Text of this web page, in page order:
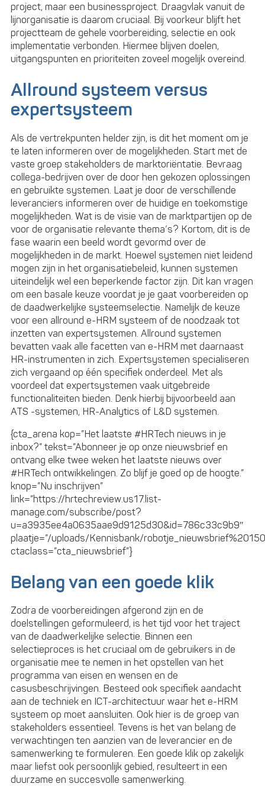
project, maar een businessproject. Draagvlak vanuit de
lijnorganisatie is daarom cruciaal. Bij voorkeur blijft het
projectteam de gehele voorbereiding, selectie en ook
implementatie verbonden. Hiermee blijven doelen,
uitgangspunten en prioriteiten zoveel mogelijk overeind.
Allround systeem versus
expertsysteem
Als de vertrekpunten helder zijn, is dit het moment om je
te laten informeren over de mogelijkheden. Start met de
vaste groep stakeholders de marktoriëntatie. Bevraag
collega-bedrijven over de door hen gekozen oplossingen
en gebruikte systemen. Laat je door de verschillende
leveranciers informeren over de huidige en toekomstige
mogelijkheden. Wat is de visie van de marktpartijen op de
voor de organisatie relevante thema’s? Kortom, dit is de
fase waarin een beeld wordt gevormd over de
mogelijkheden in de markt. Hoewel systemen niet leidend
mogen zijn in het organisatiebeleid, kunnen systemen
uiteindelijk wel een beperkende factor zijn. Dit kan vragen
om een basale keuze voordat je je gaat voorbereiden op
de daadwerkelijke systeemselectie. Namelijk de keuze
voor een allround e-HRM systeem of de noodzaak tot
inzetten van expertsystemen. Allround systemen
bevatten vaak alle facetten van e-HRM met daarnaast
HR-instrumenten in zich. Expertsystemen specialiseren
zich vergaand op één specifiek onderdeel. Met als
voordeel dat expertsystemen vaak uitgebreide
functionaliteiten bieden. Denk hierbij bijvoorbeeld aan
ATS -systemen, HR-Analytics of L&D systemen.
{cta_arena kop=”Het laatste #HRTech nieuws in je
inbox?” tekst=”Abonneer je op onze nieuwsbrief en
ontvang elke twee weken het laatste nieuws over
#HRTech ontwikkelingen. Zo blijf je goed op de hoogte.”
knop=”Nu inschrijven”
link=”https://hrtechreview.us17.list-
manage.com/subscribe/post?
u=a3935ee4a0635aae9d9125d30&id=786c33c9b9″
plaatje=”/uploads/Kennisbank/
ctaclass=”cta_nieuwsbrief”}
Belang van een goede klik
Zodra de voorbereidingen afgerond zijn en de
doelstellingen geformuleerd, is het tijd voor het traject
van de daadwerkelijke selectie. Binnen een
selectieproces is het cruciaal om de gebruikers in de
organisatie mee te nemen in het opstellen van het
programma van eisen en wensen en de
casusbeschrijvingen. Besteed ook specifiek aandacht
aan de techniek en ICT-architectuur waar het e-HRM
systeem op moet aansluiten. Ook hier is de groep van
stakeholders essentieel. Tevens is het van belang de
verwachtingen ten aanzien van de leverancier en de
samenwerking te formuleren. Een goede klik op zakelijk
maar liefst ook persoonlijk gebied, resulteert in een
duurzame en succesvolle samenwerking.